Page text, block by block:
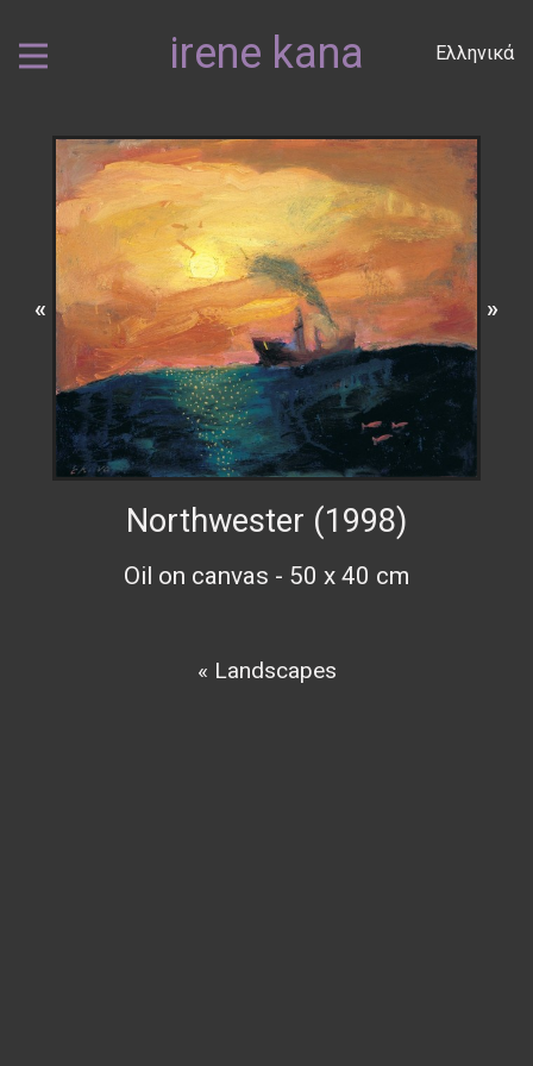
irene kana Ελληνικά
« »
Northwester (1998)
Oil on canvas - 50 x 40 cm
« Landscapes